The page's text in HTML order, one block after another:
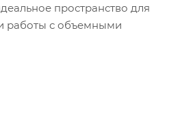
пространство для
работы с объемными
систему охлаждения,